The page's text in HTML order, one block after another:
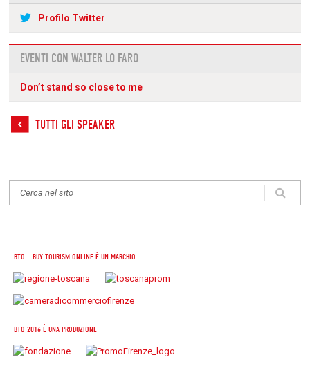
Profilo Twitter
EVENTI CON WALTER LO FARO
Don’t stand so close to me
TUTTI GLI SPEAKER
BTO – BUY TOURISM ONLINE È UN MARCHIO
BTO 2016 È UNA PRODUZIONE